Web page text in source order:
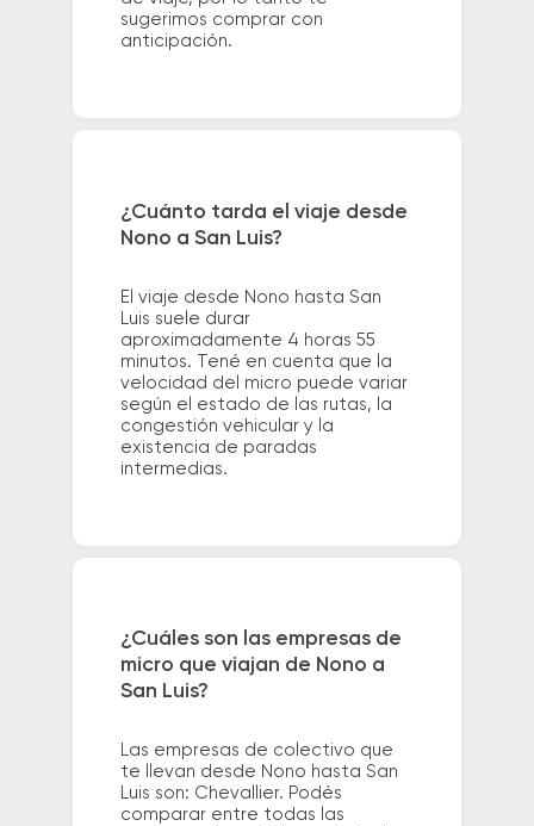
sugerimos comprar con
anticipación.
¿Cuánto tarda el viaje desde
Nono a San Luis?
El viaje desde Nono hasta San
Luis suele durar
aproximadamente 4 horas 55
minutos. Tené en cuenta que la
velocidad del micro puede variar
según el estado de las rutas, la
congestión vehicular y la
existencia de paradas
intermedias.
¿Cuáles son las empresas de
micro que viajan de Nono a
San Luis?
Las empresas de colectivo que
te llevan desde Nono hasta San
Luis son: Chevallier. Podés
comparar entre todas las